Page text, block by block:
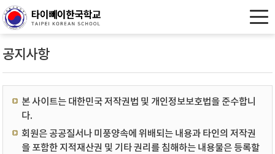
공지사항
본 사이트는 대한민국 저작권법 및 개인정보보호법을 준수합니
다.
회원은 공공질서나 미풍양속에 위배되는 내용과 타인의 저작권
을 포함한 지적재산권 및 기타 권리를 침해하는 내용물은 등록할